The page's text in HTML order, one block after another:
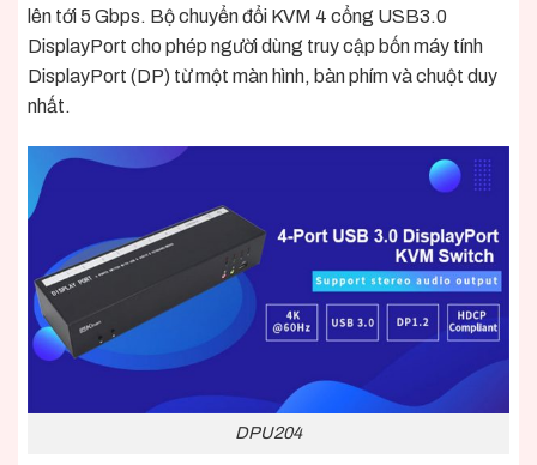
lên tới 5 Gbps. Bộ chuyển đổi KVM 4 cổng USB3.0
DisplayPort cho phép người dùng truy cập bốn máy tính
DisplayPort (DP) từ một màn hình, bàn phím và chuột duy
nhất.
DPU204